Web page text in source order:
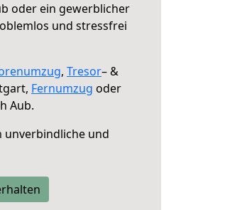
oder ein gewerblicher
und stressfrei
, Tresor– &
Fernumzug oder
Aub.
und